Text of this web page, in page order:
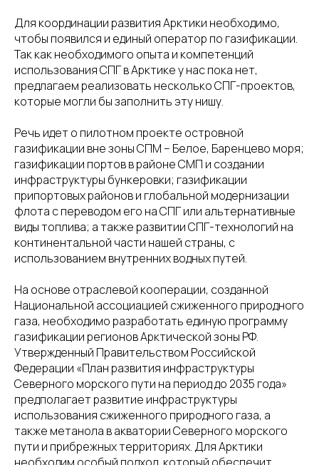
Для координации развития Арктики необходимо,
чтобы появился и единый оператор по газификации.
Так как необходимого опыта и компетенций
использования СПГ в Арктике у нас пока нет,
предлагаем реализовать несколько СПГ-проектов,
которые могли бы заполнить эту нишу.
Речь идет о пилотном проекте островной
газификации вне зоны СПМ – Белое, Баренцево моря;
газификации портов в районе СМП и создании
инфраструктуры бункеровки; газификации
припортовых районов и глобальной модернизации
флота с переводом его на СПГ или альтернативные
виды топлива; а также развитии СПГ-технологий на
континентальной части нашей страны, с
использованием внутренних водных путей.
На основе отраслевой кооперации, созданной
Национальной ассоциацией сжиженного природного
газа, необходимо разработать единую программу
газификации регионов Арктической зоны РФ.
Утвержденный Правительством Российской
Федерации «План развития инфраструктуры
Северного морского пути на период до 2035 года»
предполагает развитие инфраструктуры
использования сжиженного природного газа, а
также метанола в акватории Северного морского
пути и прибрежных территориях. Для Арктики